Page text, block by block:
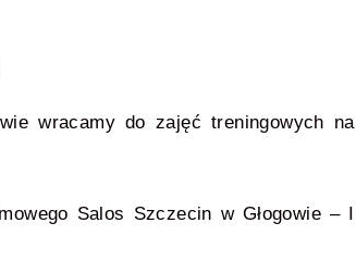
wracamy do zajęć treningowych na
Salos Szczecin w Głogowie – I